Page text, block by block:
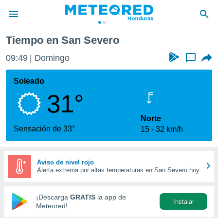
de
ha sido
calidad.
a este
las
y
forma
digital
basada
Tiempo en San Severo
09:49 Domingo ...
Soleado
31°
Sensación de 33°
Norte
15
32 km/h
Aviso de nivel rojo
Alerta extrema por altas temperaturas en San Severo hoy
¡Descarga GRATIS la app de
Meteored!
Instalar